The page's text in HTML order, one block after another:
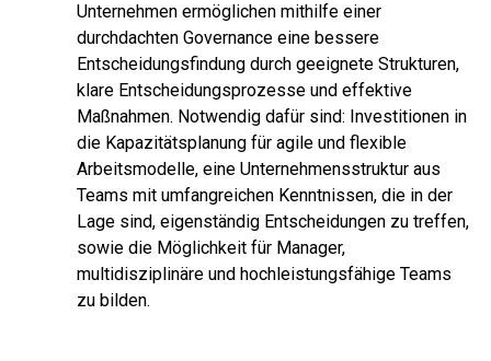
Unternehmen ermöglichen mithilfe einer
durchdachten Governance eine bessere
Entscheidungsfindung durch geeignete Strukturen,
klare Entscheidungsprozesse und effektive
Maßnahmen. Notwendig dafür sind: Investitionen in
die Kapazitätsplanung für agile und flexible
Arbeitsmodelle, eine Unternehmensstruktur aus
Teams mit umfangreichen Kenntnissen, die in der
Lage sind, eigenständig Entscheidungen zu treffen,
sowie die Möglichkeit für Manager,
multidisziplinäre und hochleistungsfähige Teams
zu bilden.